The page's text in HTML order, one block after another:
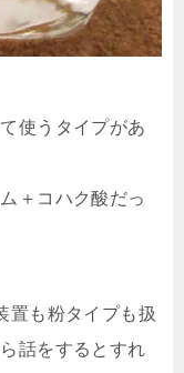
使うタイプがあ
＋コハク酸だっ
置も粉タイプも扱
話をするとすれ